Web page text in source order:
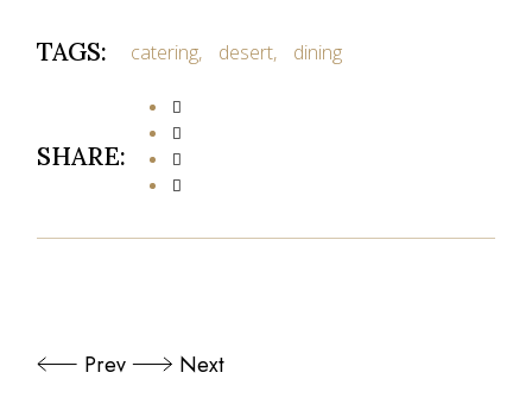
TAGS: catering desert dining
SHARE:
Prev Next